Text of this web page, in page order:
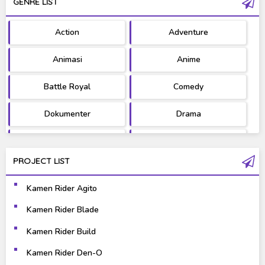
Ultraman West Series
Action Adventure
Animasi Anime
Battle Royal Comedy
Dokumenter Drama
Science Fiction
PROJECT LIST
Kamen Rider Agito
Kamen Rider Blade
Kamen Rider Build
Kamen Rider Den-O